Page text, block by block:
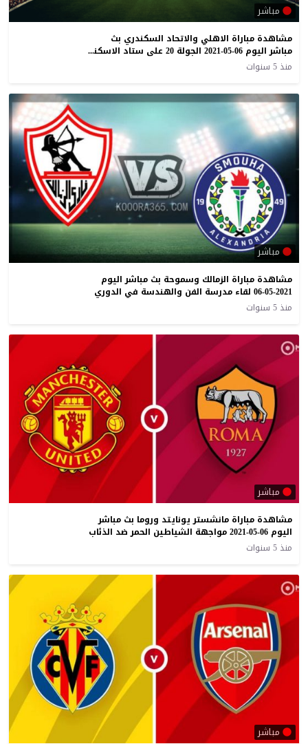
مباشر
مشاهدة مباراة الاهلي والاتحاد السكندري بث
مباشر اليوم 06-05-2021 الجولة 20 على ستاد الاسكندرية
منذ 5 سنوات
مباشر
مشاهدة مباراة الزمالك وسموحة بث مباشر اليوم
06-05-2021 لقاء مدرسة الفن والهندسة في الدوري
منذ 5 سنوات
مباشر
مشاهدة مباراة مانشستر يونايتد وروما بث مباشر
اليوم 06-05-2021 مواجهة الشياطين الحمر ضد الذئاب
منذ 5 سنوات
مباشر